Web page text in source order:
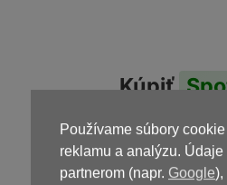
Používame súbory
reklamu a analýzu.
partnerom (napr. Google),
Kúpiť